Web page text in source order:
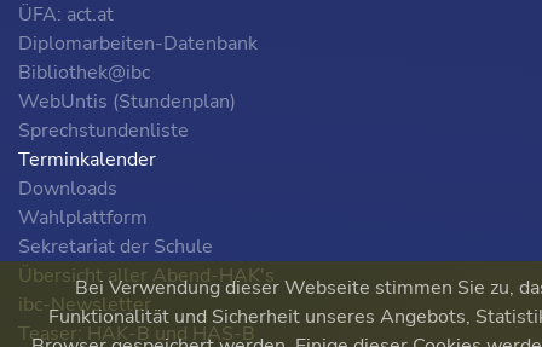
ÜFA: act.at
Diplomarbeiten-Datenbank
Bibliothek@ibc
WebUntis (Stundenplan)
Sprechstundenliste
Terminkalender
Downloads
Wahlplattform
Sekretariat der Schule
Übersicht aller Abend-HAK's
ibc-Newsletter
Teaser: HAK-B und HAS-B
Bei Verwendung dieser Webseite stimmen Sie zu,
Funktionalität und Sicherheit unseres Angebots,